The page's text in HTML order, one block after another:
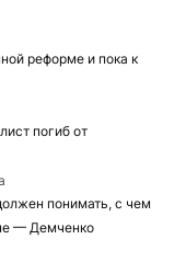
реформе и пока к
погиб от
понимать, с чем
— Демченко